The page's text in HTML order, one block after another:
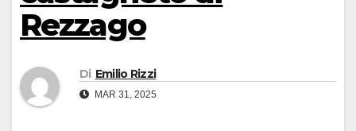
Rezzago
Di Emilio Rizzi
MAR 31, 2025